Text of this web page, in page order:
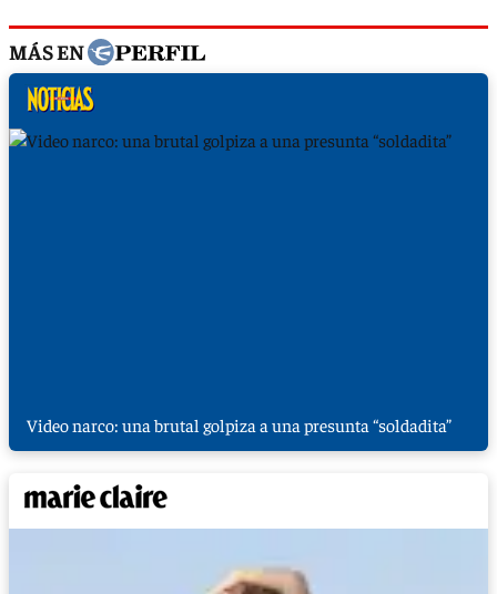
MÁS EN
Video narco: una brutal golpiza a una presunta “soldadita”